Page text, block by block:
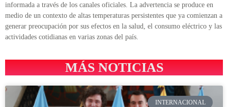
informada a través de los canales oficiales. La advertencia se produce en
medio de un contexto de altas temperaturas persistentes que ya comienzan a
generar preocupación por sus efectos en la salud, el consumo eléctrico y las
actividades cotidianas en varias zonas del país.
MÁS NOTICIAS
INTERNACIONAL